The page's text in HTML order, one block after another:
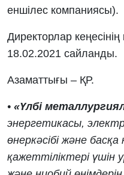
еншілес компаниясы).
Директорлар
18.02.2021 сайланды.
Азаматтығы – ҚР.
• «Үлбі
энергетикасы,
өнеркәсібі және
қажеттіліктері үшін